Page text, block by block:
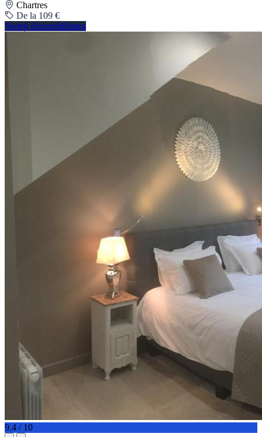
Chartres
De la 109 €
Vedeți disponibilitatea
9.4 / 10